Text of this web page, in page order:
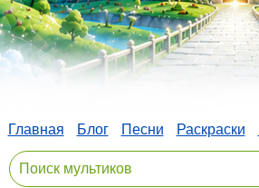
Главная Блог Песни Раскраски